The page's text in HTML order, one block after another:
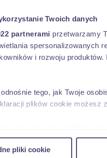
Twoich danych
partnerami przetwarzamy
spersonalizowanych
i rozwoju
tego, jak Twoje
plików cookie możesz
o tym, jak
Partnerzy mogą
pliki cookie